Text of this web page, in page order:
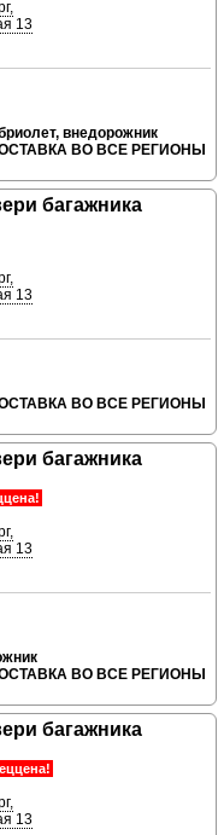
13
внедорожник
ВО ВСЕ РЕГИОНЫ
багажника
13
ВО ВСЕ РЕГИОНЫ
багажника
13
ВО ВСЕ РЕГИОНЫ
багажника
13